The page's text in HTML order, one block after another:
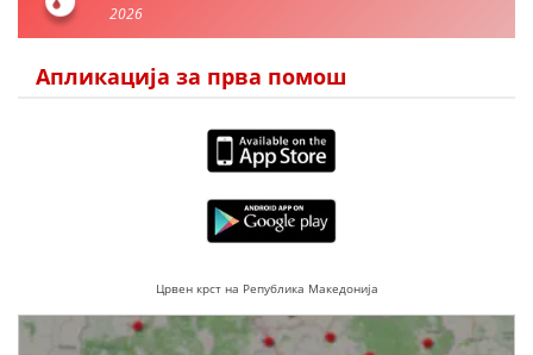
2026
Апликација за прва помош
Црвен крст на Република Македонија